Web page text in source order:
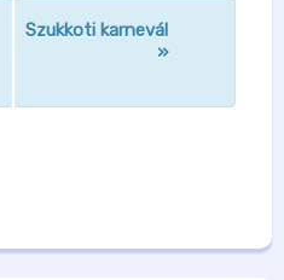
Szukkoti karnevál
»